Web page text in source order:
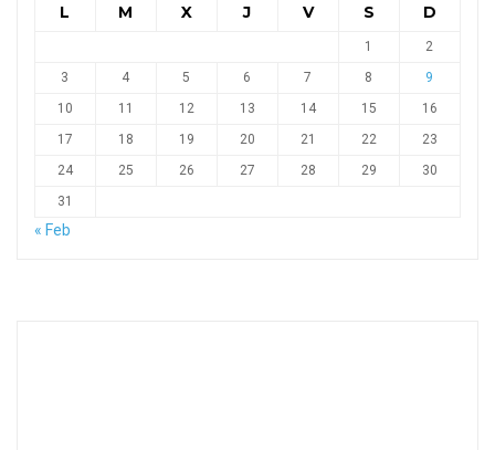
L M X J V S D
1
2
3
4 5 6 7 8
9
10
11 12 13 14 15
16
17
18 19 20 21 22
23
24
25 26 27 28 29
30
31
« Feb